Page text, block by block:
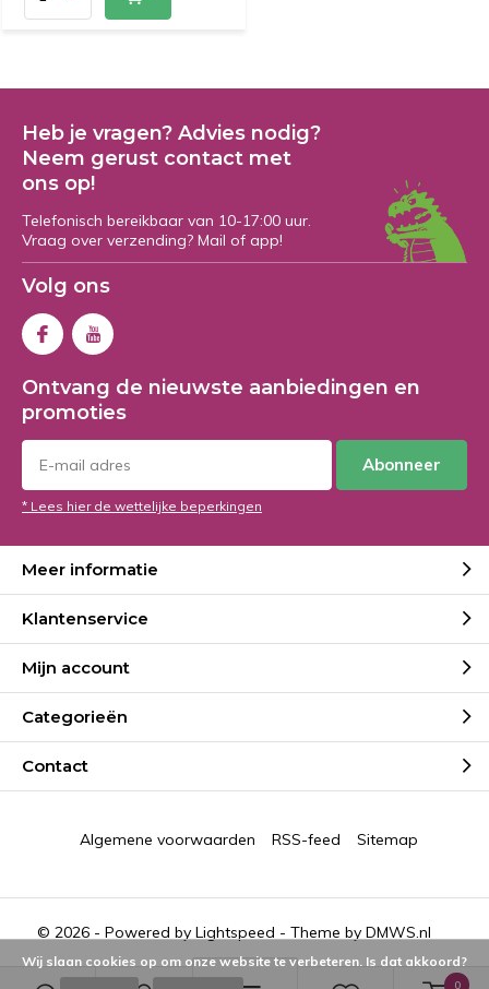
0
Heb je vragen? Advies nodig?
Neem gerust contact met
ons op!
Telefonisch bereikbaar van 10-17:00 uur.
Vraag over verzending? Mail of app!
Volg ons
Ontvang de nieuwste aanbiedingen en
promoties
Abonneer
* Lees hier de wettelijke beperkingen
Meer informatie
Klantenservice
Mijn account
Categorieën
Contact
© 2026 - Powered by Lightspeed - Theme by DMWS.nl
Algemene voorwaarden RSS-feed Sitemap
Wij slaan cookies op om onze website te verbeteren. Is dat akkoord?